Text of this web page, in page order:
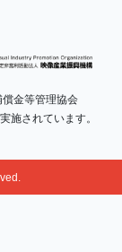
金等管理協会
施されています。